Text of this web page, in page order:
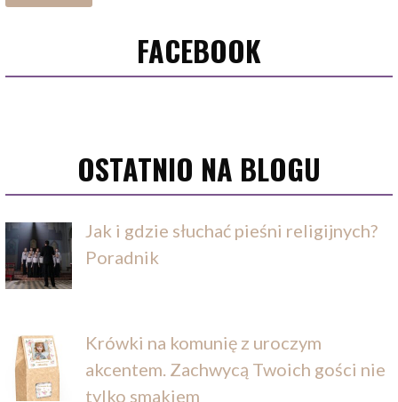
FACEBOOK
OSTATNIO NA BLOGU
Jak i gdzie słuchać pieśni religijnych?
Poradnik
Krówki na komunię z uroczym
akcentem. Zachwycą Twoich gości nie
tylko smakiem